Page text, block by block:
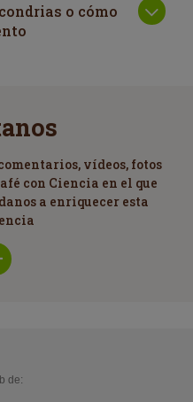
o cómo
vídeos, fotos
con Ciencia en el que
a enriquecer esta
de: